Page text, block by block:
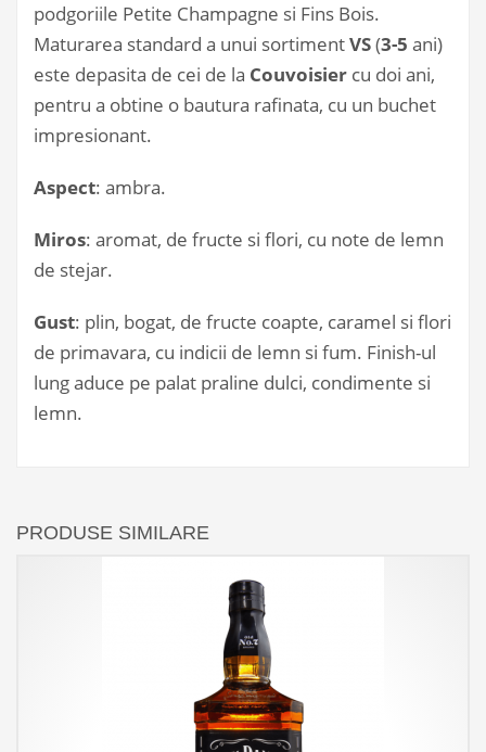
podgoriile Petite Champagne si Fins Bois.
Maturarea standard a unui sortimentVS(3-5 ani)
este depasita de cei de la Couvoisier cu doi ani,
pentru a obtine o bautura rafinata, cu un buchet
impresionant.
Aspect: ambra.
Miros: aromat, de fructe si flori, cu note de lemn
de stejar.
Gust: plin, bogat, de fructe coapte, caramel si flori
de primavara, cu indicii de lemn si fum. Finish-ul
lung aduce pe palat praline dulci, condimente si
lemn.
PRODUSE SIMILARE